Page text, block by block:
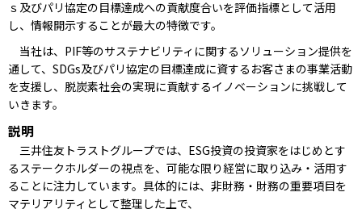
ｓ及びパリ協定の目標達成への貢献度合いを評価指標として活用
し、情報開示することが最大の特徴です。
当社は、PIF等のサステナビリティに関するソリューション提供を
通して、SDGs及びパリ協定の目標達成に資するお客さまの事業活動
を支援し、脱炭素社会の実現に貢献するイノベーションに挑戦して
いきます。
説明
三井住友トラストグループでは、ESG投資の投資家をはじめとす
るステークホルダーの視点を、可能な限り経営に取り込み・活用す
ることに注力しています。具体的には、非財務・財務の重要項目を
マテリアリティとして整理した上で、